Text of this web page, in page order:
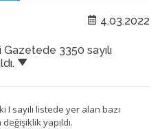
4.03.2022
3350 sayılı
I sayılı listede yer alan bazı
yapıldı.